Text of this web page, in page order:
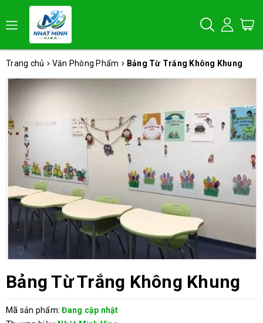
Trang chủ Văn Phòng Phẩm Bảng Từ Trắng Không Khung
Bảng Từ Trắng Không Khung
Mã sản phẩm: Đang cập nhật